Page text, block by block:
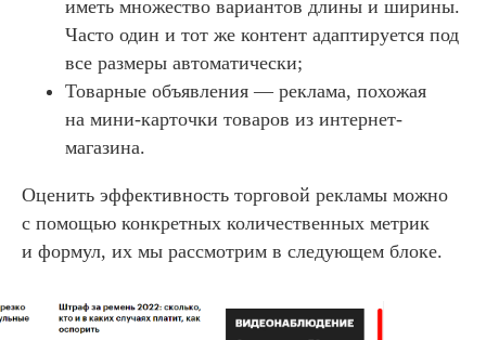
иметь множество вариантов длины и ширины.
Часто один и тот же контент адаптируется под
все размеры автоматически;
Товарные объявления — реклама, похожая
на мини-карточки товаров из интернет-
магазина.
Оценить эффективность торговой рекламы можно
с помощью конкретных количественных метрик
и формул, их мы рассмотрим в следующем блоке.